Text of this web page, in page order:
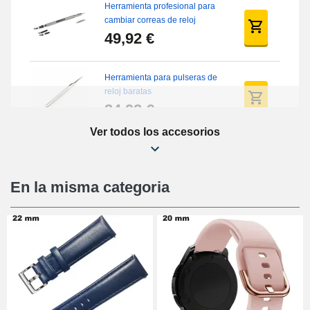
Herramienta profesional para
cambiar correas de reloj
49,92 €
Herramienta para pulseras de
reloj baratas
34,92 €
Kit de reparación de relojes
16,90 €
Pies deslizantes digitales
9,90 €
Kit de relojería para
principiantes
Ver todos los accesorios
En la misma categoria